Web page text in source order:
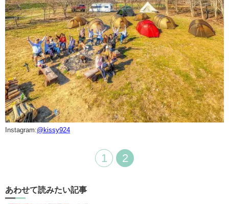
Instagram:@kissy924
1 2
あわせて読みたい記事